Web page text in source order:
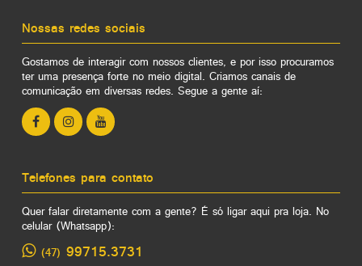
Nossas redes sociais
Gostamos de interagir com nossos clientes, e por isso procuramos
ter uma presença forte no meio digital. Criamos canais de
comunicação em diversas redes. Segue a gente aí:
Telefones para contato
Quer falar diretamente com a gente? É só ligar aqui pra loja. No
celular (Whatsapp):
(47) 99715.3731